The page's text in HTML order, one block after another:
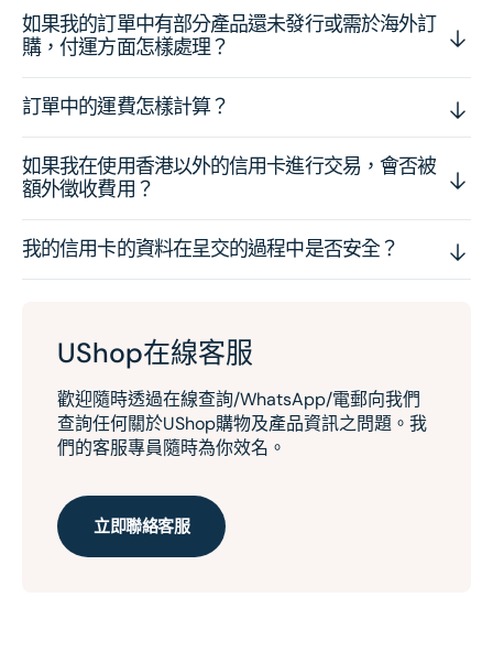
如果我的訂單中有部分產品還未發行或需於海外訂
購，付運方面怎樣處理？
訂單中的運費怎樣計算？
如果我在使用香港以外的信用卡進行交易，會否被
額外徵收費用？
我的信用卡的資料在呈交的過程中是否安全？
UShop在線客服
歡迎隨時透過在線查詢/WhatsApp/電郵向我們
查詢任何關於UShop購物及產品資訊之問題。我
們的客服專員隨時為你效名。
立即聯絡客服